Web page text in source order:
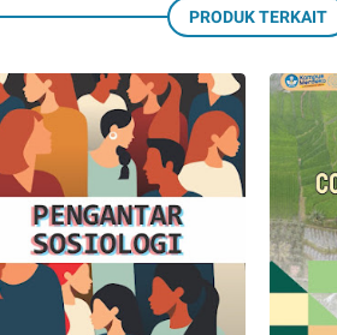
PRODUK TERKAIT